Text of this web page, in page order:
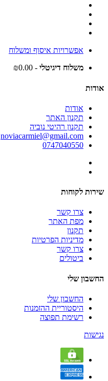
אפשרויות איסוף ומשלוח
משלוח דיגיטלי - ₪0.00
אודות
אודות
תקנון האתר
תקנון רהיטי נוביה
noviacarmiel@gmail.com
0747040550
שירות לקוחות
צרו קשר
מפת האתר
תקנון
מדיניות הפרטיות
צרו קשר
ביטולים
החשבון שלי
החשבון שלי
היסטוריית ההזמנות
רשימת תפוצה
נגישות